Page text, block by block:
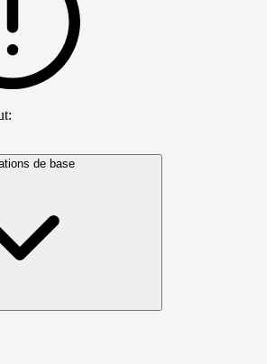
de base